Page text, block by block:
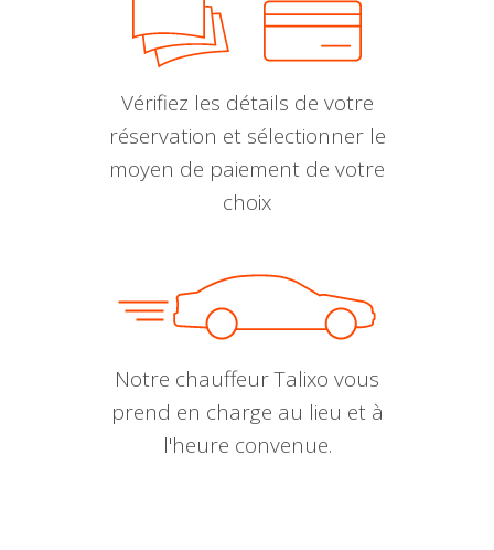
Vérifiez les détails de votre
réservation et sélectionner le
moyen de paiement de votre
choix
Notre chauffeur Talixo vous
prend en charge au lieu et à
l'heure convenue.